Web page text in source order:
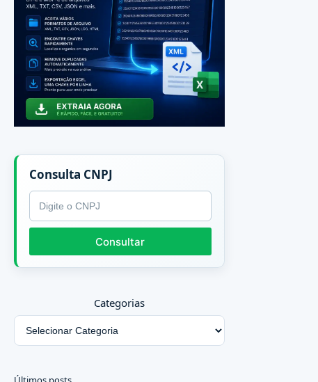
Consulta CNPJ
CNPJ
Consultar
Categorias